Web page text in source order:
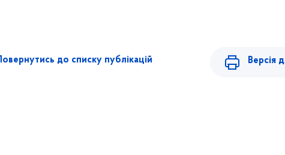
Повернутись до списку публікацій Версія